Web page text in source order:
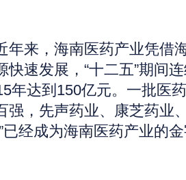
来，海南医药产业凭借
快速发展，“十二五”期间
年达到150亿元。一批医
强，先声药业、康芝药业
已经成为海南医药产业的